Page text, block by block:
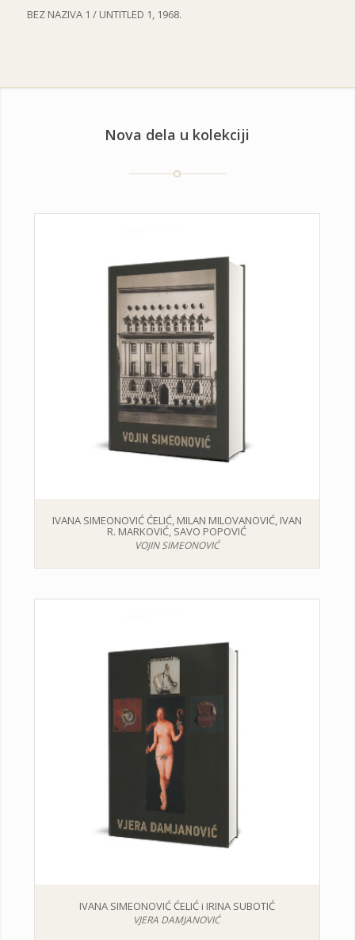
BEZ NAZIVA 1 / UNTITLED 1, 1968.
Nova dela u kolekciji
IVANA SIMEONOVIĆ ĆELIĆ, MILAN MILOVANOVIĆ, IVAN
R. MARKOVIĆ, SAVO POPOVIĆ
VOJIN SIMEONOVIĆ
IVANA SIMEONOVIĆ ĆELIĆ i IRINA SUBOTIĆ
VJERA DAMJANOVIĆ